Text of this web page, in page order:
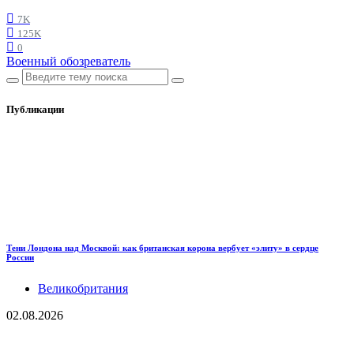
7K
125K
0
Военный обозреватель
Публикации
Тени Лондона над Москвой: как британская корона вербует «элиту» в сердце
России
Великобритания
02.08.2026